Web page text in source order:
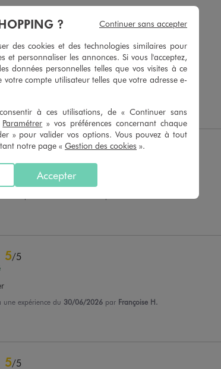
5 /5
5/ 5
5/5
une expérience du 30/06/2026 par Françoise H.
5/5
?
des cookies et des technologies similaires pour
personnaliser les annonces. Si vous l'acceptez,
données personnelles telles que vos visites à ce
votre compte utilisateur telles que votre adresse e-
à ces utilisations, de « Continuer sans
Paramétrer » vos préférences concernant chaque
» pour valider vos options. Vous pouvez à tout
notre page « Gestion des cookies ».
Accepter
Continuer sans accepter